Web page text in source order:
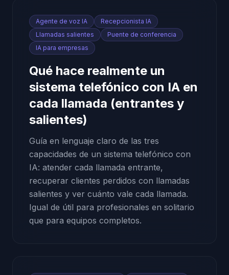
Agente de voz IA
Recepcionista IA
Llamadas salientes
Puente de conferencia
IA para empresas
Qué hace realmente un
sistema telefónico con IA en
cada llamada (entrantes y
salientes)
Guía en lenguaje claro de las tres
capacidades de un sistema telefónico con
IA: atender cada llamada entrante,
recuperar clientes perdidos con llamadas
salientes y ver cuánto vale cada llamada.
Igual de útil para profesionales en solitario
que para equipos completos.